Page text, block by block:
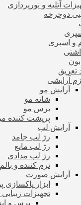
آتلیه و نورپردازی
دوچرخه
و اسپری
تعریق
آرایشی
آرایش مو
شانه مو
برس مو
پرپشت کننده
آرایش لب
رژ لب جامد
رژ لب مایع
رژ لب مدادی
نرم کننده و
آرایش صورت
ابزار
تجهیزات
برس و